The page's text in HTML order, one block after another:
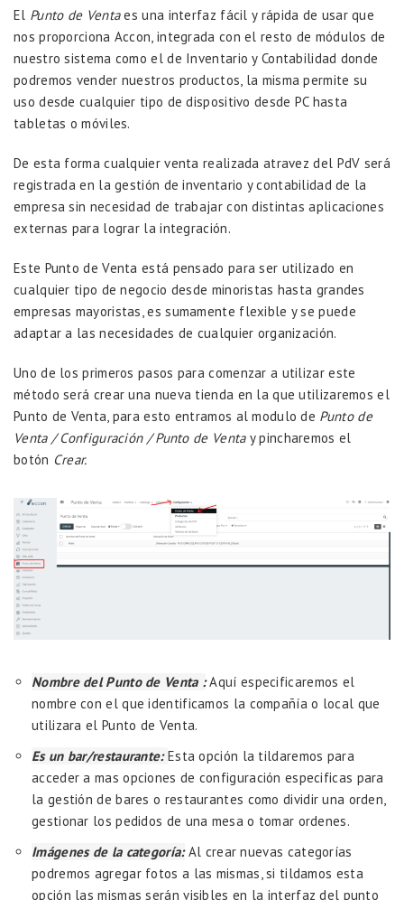
El Punto de Ventaes una interfaz fácil y rápida de usar que
nos proporciona Accon, integrada con el resto de módulos de
nuestro sistema como el de Inventario y Contabilidad donde
podremos vender nuestros productos, la misma permite su
uso desde cualquier tipo de dispositivo desde PC hasta
tabletas o móviles.
De esta forma cualquier venta realizada atravez del PdV será
registrada en la gestión de inventario y contabilidad de la
empresa sin necesidad de trabajar con distintas aplicaciones
externas para lograr la integración.
Este Punto de Venta está pensado para ser utilizado en
cualquier tipo de negocio desde minoristas hasta grandes
empresas mayoristas, es sumamente flexible y se puede
adaptar a las necesidades de cualquier organización.
Uno de los primeros pasos para comenzar a utilizar este
método será crear una nueva tienda en la que utilizaremos el
Punto de Venta, para esto entramos al modulo de Punto de
Venta / Configuración / Punto de Venta y pincharemos el
botón Crear.
Nombre del Punto de Venta :Aquí especificaremos el
nombre con el que identificamos la compañía o local que
utilizara el Punto de Venta.
Es un bar/restaurante: Esta opción la tildaremos para
acceder a mas opciones de configuración especificas para
la gestión de bares o restaurantes como dividir una orden,
gestionar los pedidos de una mesa o tomar ordenes.
Imágenes de la categoría:Al crear nuevas categorías
podremos agregar fotos a las mismas, si tildamos esta
opción las mismas serán visibles en la interfaz del punto